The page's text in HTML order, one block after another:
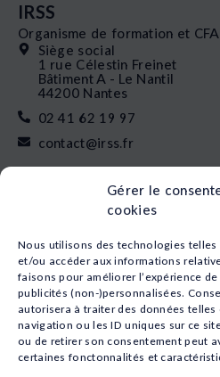
Gérer le
cookies
Nous utilisons des technologies
et/ou accéder aux informations
faisons pour améliorer l’expérience
publicités (non-)personnalisées.
autorisera à traiter des données
navigation ou les ID uniques sur ce
ou de retirer son consentement peut
certaines fonctonnalités et
IRSS
Organisme de formation et
Siège social
1 rue Célestin Freinet
Bâtiment A - Le Nantil
44200 Nantes
02 41 62 19 97
contact@irss.fr
Financement
Qui sommes-nous
Actualités
Nos études
Recrutement
Nos domaines
Animation